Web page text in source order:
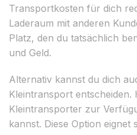
Transportkosten für dich
Laderaum mit anderen
Platz, den du tatsächlich
und Geld.
Alternativ kannst du dich
Kleintransport entscheiden.
Kleintransporter zur
kannst. Diese Option eignet